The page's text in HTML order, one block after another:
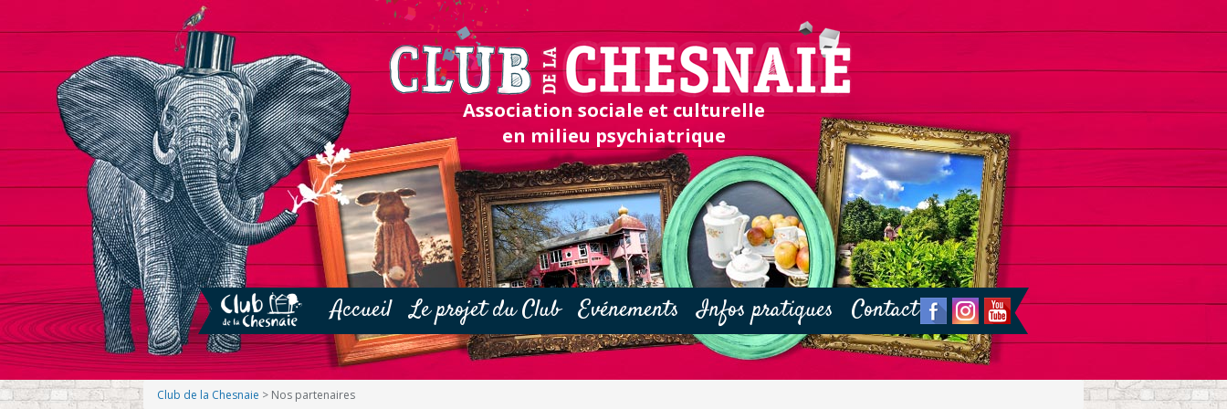
Association sociale et culturelle
en milieu psychiatrique
Accueil Le projet du Club Evénements Infos pratiques Contact
Club de la Chesnaie > Nos partenaires